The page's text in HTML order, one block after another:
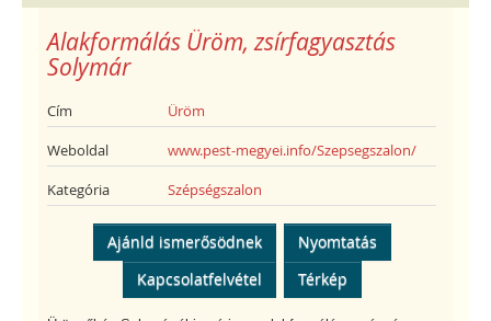
Alakformálás Üröm, zsírfagyasztás
Solymár
Cím Üröm
Weboldal www.pest-megyei.info/Szepsegszalon/
Kategória Szépségszalon
Ajánld ismerősödnek
Nyomtatás
Kapcsolatfelvétel
Térkép